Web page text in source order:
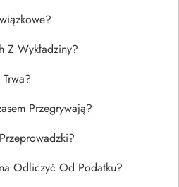
Z Wykładziny?
Przegrywają?
Odliczyć Od Podatku?